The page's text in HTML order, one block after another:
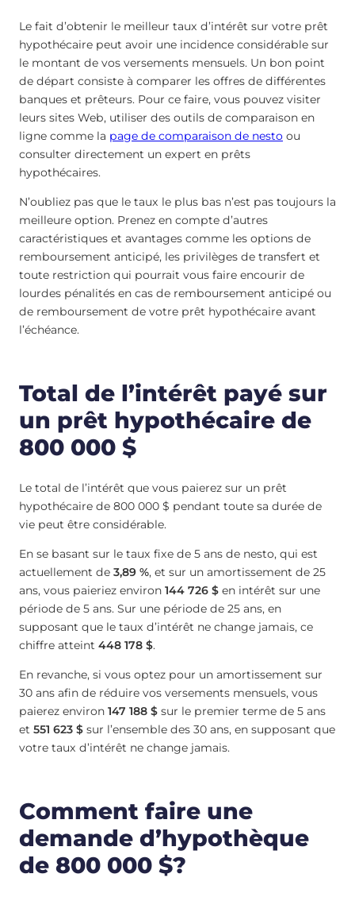
Le fait d’obtenir le meilleur taux d’intérêt sur votre prêt
hypothécaire peut avoir une incidence considérable sur
le montant de vos versements mensuels. Un bon point
de départ consiste à comparer les offres de différentes
banques et prêteurs. Pour ce faire, vous pouvez visiter
leurs sites Web, utiliser des outils de comparaison en
ligne comme la page de comparaison de nesto ou
consulter directement un expert en prêts
hypothécaires.
N’oubliez pas que le taux le plus bas n’est pas toujours la
meilleure option. Prenez en compte d’autres
caractéristiques et avantages comme les options de
remboursement anticipé, les privilèges de transfert et
toute restriction qui pourrait vous faire encourir de
lourdes pénalités en cas de remboursement anticipé ou
de remboursement de votre prêt hypothécaire avant
l’échéance.
Total de l’intérêt payé sur
un prêt hypothécaire de
800 000 $
Le total de l’intérêt que vous paierez sur un prêt
hypothécaire de 800 000 $ pendant toute sa durée de
vie peut être considérable.
En se basant sur le taux fixe de 5 ans de nesto, qui est
actuellement de 3,89 %, et sur un amortissement de 25
ans, vous paieriez environ 144 726 $ en intérêt sur une
période de 5 ans. Sur une période de 25 ans, en
supposant que le taux d’intérêt ne change jamais, ce
chiffre atteint 448 178 $.
En revanche, si vous optez pour un amortissement sur
30 ans afin de réduire vos versements mensuels, vous
paierez environ 147 188 $ sur le premier terme de 5 ans
et 551 623 $ sur l’ensemble des 30 ans, en supposant que
votre taux d’intérêt ne change jamais.
Comment faire une
demande d’hypothèque
de 800 000 $?